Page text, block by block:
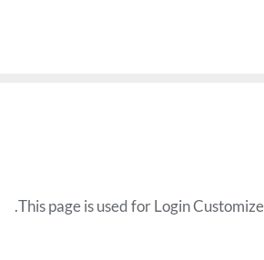
This page is used for Login